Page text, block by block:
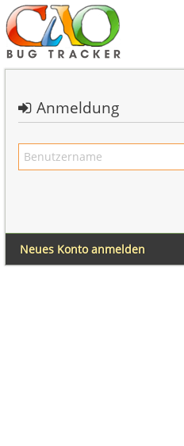
Anmeldung
Neues Konto anmelden